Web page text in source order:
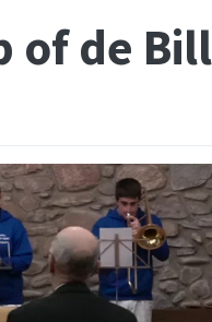
of de